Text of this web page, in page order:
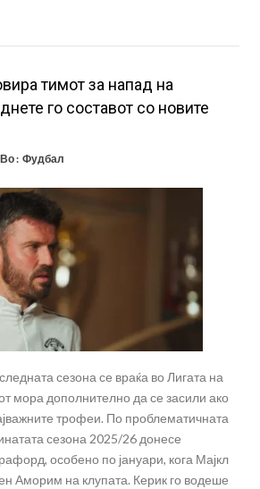
тимот за напад на
го составот со новите
Во : Фудбал
сезона се враќа во Лигата на
мора дополнително да се засили ако
трофеи. По проблематичната
сезона 2025/26 донесе
особено по јануари, кога Мајкл
Аморим на клупата. Керик го водеше